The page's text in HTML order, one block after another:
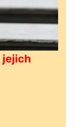
jejich